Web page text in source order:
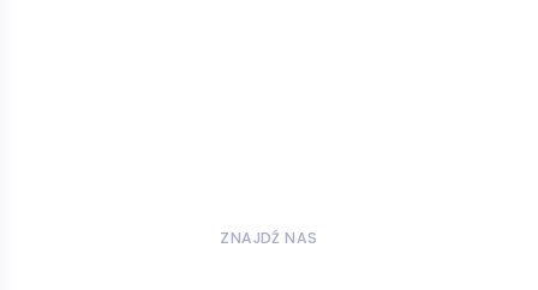
ZNAJDŹ NAS